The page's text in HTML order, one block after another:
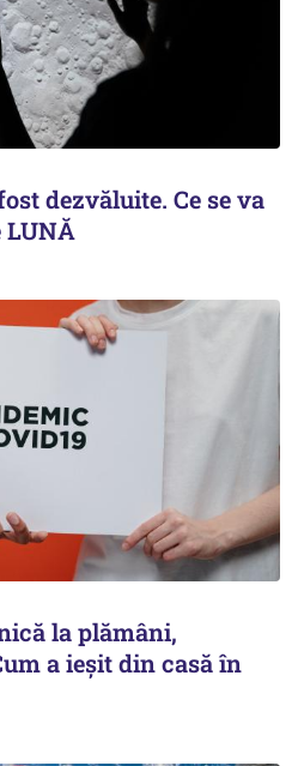
dezvăluite. Ce se va
LUNĂ
la plămâni,
a ieşit din casă în